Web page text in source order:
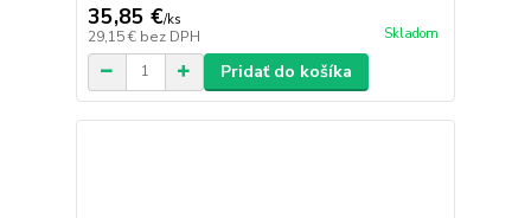
35,85 €/ks
29,15 € bez DPH Skladom
Pridať do košíka